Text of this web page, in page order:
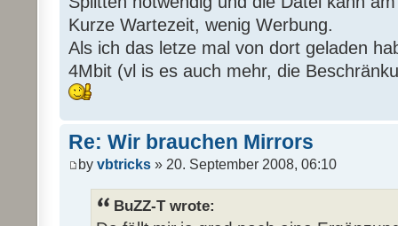
Kurze Wartezeit, wenig Werbung.
Als ich das letze mal von dort geladen
4Mbit (vl is es auch mehr, die
Re: Wir brauchen Mirrors
by vbtricks » 20. September 2008, 06:10
BuZZ-T wrote: